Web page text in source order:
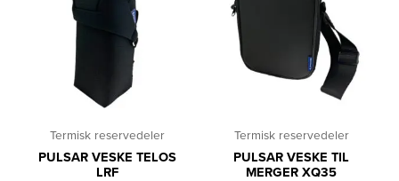
Termisk reservedeler
PULSAR VESKE TELOS
LRF
Termisk reservedeler
PULSAR VESKE TIL
MERGER XQ35